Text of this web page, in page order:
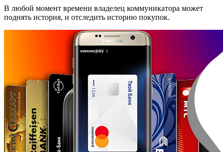
В любой момент времени владелец коммуникатора может
поднять история, и отследить историю покупок.